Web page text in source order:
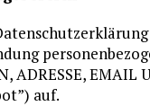
ADRESSE, EMAIL
auf.